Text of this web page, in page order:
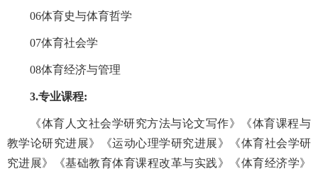
06体育史与体育哲学
07体育社会学
08体育经济与管理
3.专业课程:
《体育人文社会学研究方法与论文写作》《体育课程与
教学论研究进展》《运动心理学研究进展》《体育社会学研
究进展》《基础教育体育课程改革与实践》《体育经济学》